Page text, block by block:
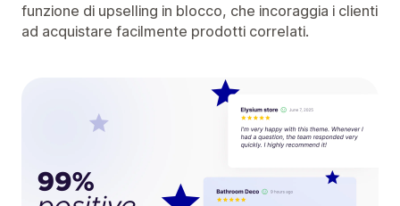
funzione di upselling in blocco, che incoraggia i clienti
ad acquistare facilmente prodotti correlati.